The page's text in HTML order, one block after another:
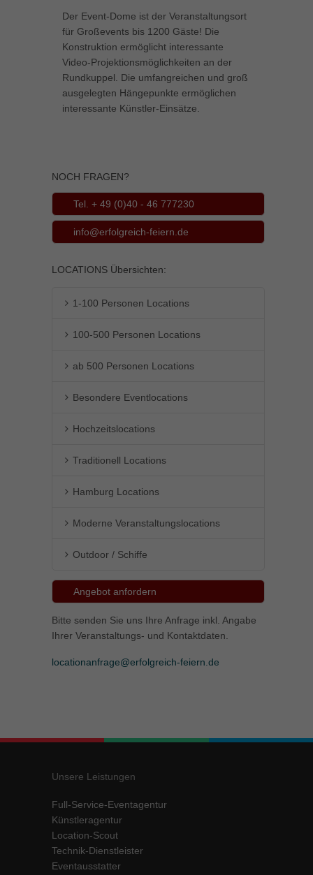
Der Event-Dome ist der Veranstaltungsort
für Großevents bis 1200 Gäste! Die
Konstruktion ermöglicht interessante
Video-Projektionsmöglichkeiten an der
Rundkuppel. Die umfangreichen und groß
ausgelegten Hängepunkte ermöglichen
interessante Künstler-Einsätze.
NOCH FRAGEN?
Tel. + 49 (0)40 - 46 777230
info@erfolgreich-feiern.de
LOCATIONS Übersichten:
1-100 Personen Locations
100-500 Personen Locations
ab 500 Personen Locations
Besondere Eventlocations
Hochzeitslocations
Traditionell Locations
Hamburg Locations
Moderne Veranstaltungslocations
Outdoor / Schiffe
Angebot anfordern
Bitte senden Sie uns Ihre Anfrage inkl. Angabe
Ihrer Veranstaltungs- und Kontaktdaten.
locationanfrage@erfolgreich-feiern.de
Unsere Leistungen
Full-Service-Eventagentur
Künstleragentur
Location-Scout
Technik-Dienstleister
Eventausstatter
können Ihre Einwilligung zu ganzen Kategorien geben oder sich
weitere Informationen anzeigen lassen und so nur bestimmte
Cookies auswählen.
Alle akzeptieren Speichern
Zurück
Datenschutzeinstellungen
Cookie-Informationen anzeigen
Marketing (1)
Marketing-Cookies werden von Drittanbietern oder Publishern verwendet,
um personalisierte Werbung anzuzeigen. Sie tun dies, indem sie
Cookie-Informationen anzeigen
Externe Medien (5)
Inhalte von Videoplattformen und Social-Media-Plattformen werden
standardmäßig blockiert. Wenn Cookies von externen Medien akzeptiert